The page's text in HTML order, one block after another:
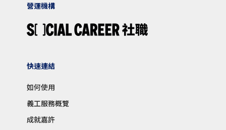
營運機構
快速連結
如何使用
義工服務概覽
成就嘉許